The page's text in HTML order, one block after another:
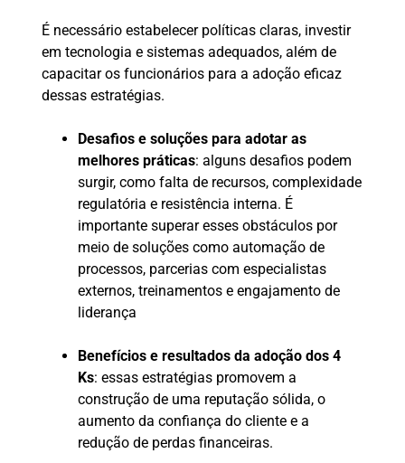
É necessário estabelecer políticas claras, investir
em tecnologia e sistemas adequados, além de
capacitar os funcionários para a adoção eficaz
dessas estratégias.
Desafios e soluções para adotar as
melhores práticas: alguns desafios podem
surgir, como falta de recursos, complexidade
regulatória e resistência interna. É
importante superar esses obstáculos por
meio de soluções como automação de
processos, parcerias com especialistas
externos, treinamentos e engajamento de
liderança
Benefícios e resultados da adoção dos 4
Ks: essas estratégias promovem a
construção de uma reputação sólida, o
aumento da confiança do cliente e a
redução de perdas financeiras.